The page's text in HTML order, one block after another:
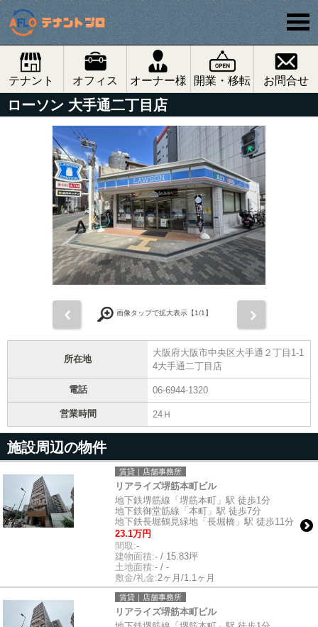
テナント オフィス オーナー様 開業・移転 お問合せ
ローソン 大手通二丁目店
画像タップで拡大表示【1/1】
所在地
大阪府大阪市中央区大手通２丁目1-1
4大手通二丁目店
電話 06-6944-1320
営業時間 24Ｈ
施設周辺の物件
賃貸｜店舗事務所
リアライズ堺筋本町ビル
地下鉄堺筋線「堺筋本町」駅 徒歩1分
地下鉄御堂筋線「本町」駅 徒歩7分
地下鉄長堀鶴見緑地「長堀橋」駅 徒歩11分
23.1万円
間取:-
建物面積:- / 15.83坪
土地面積:- / -
敷金/礼金:2ヶ月/1.1ヶ月
賃貸｜店舗事務所
リアライズ堺筋本町ビル